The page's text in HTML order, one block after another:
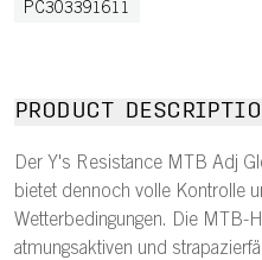
PC303391611
PRODUCT
Der Y's Resistance MTB Adj
bietet dennoch volle Kontrolle
Wetterbedingungen. Die MTB-
atmungsaktiven und